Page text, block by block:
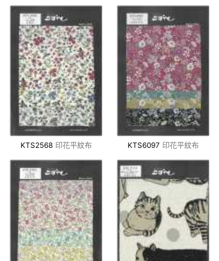
KTS2568 印花平紋布 KTS6097 印花平紋布